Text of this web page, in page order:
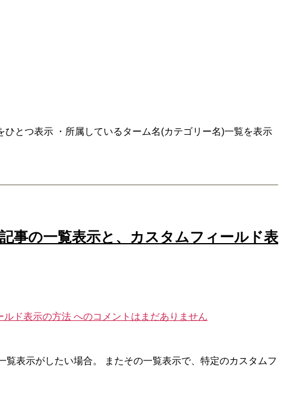
とつ表示 ・所属しているターム名(カテゴリー名)一覧を表示
事の一覧表示と、カスタムフィールド表
ルド表示の方法 へのコメントはまだありません
表示がしたい場合。 またその一覧表示で、特定のカスタムフ